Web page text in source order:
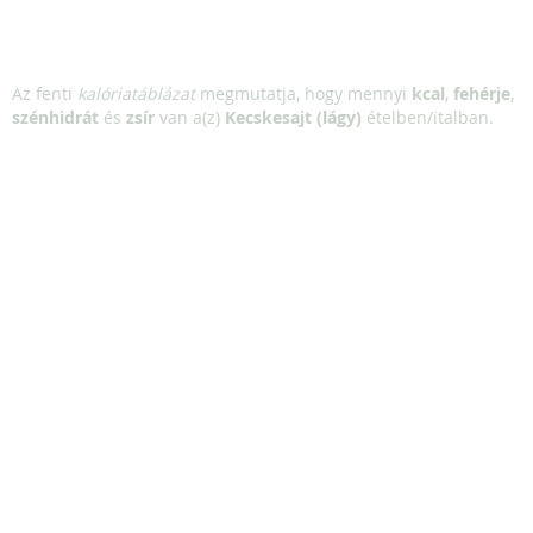
Az fenti kalóriatáblázatmegmutatja, hogy mennyi kcal, fehérje,
szénhidrát és zsír van a(z) Kecskesajt (lágy) ételben/italban.